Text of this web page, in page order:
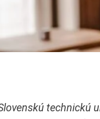
technickú